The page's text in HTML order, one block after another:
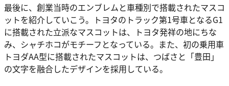
最後に、創業当時のエンブレムと車種別で搭載されたマスコ
ットを紹介していこう。トヨタのトラック第1号車となるG1
に搭載された立派なマスコットは、トヨタ発祥の地にちな
み、シャチホコがモチーフとなっている。また、初の乗用車
トヨダAA型に搭載されたマスコットは、つばさと「豊田」
の文字を融合したデザインを採用している。